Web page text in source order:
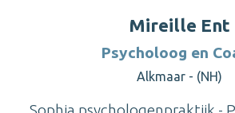
Mireille Ent
Psycholoog en
Alkmaar - (NH)